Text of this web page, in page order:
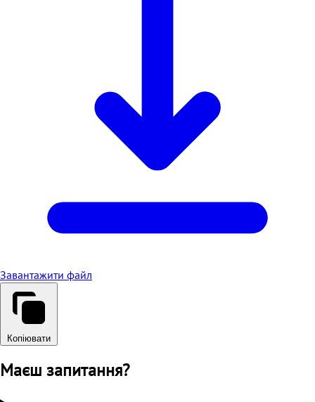
Завантажити файл
Копіювати
Маєш запитання?